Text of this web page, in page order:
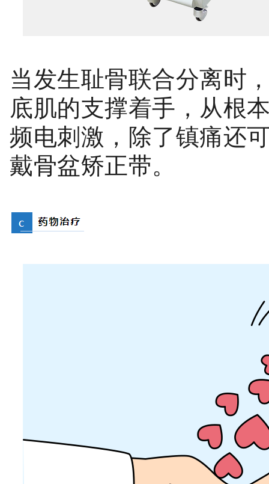
当发生耻骨联合分离时
底肌的支撑着手，从根
频电刺激，除了镇痛还
戴骨盆矫正带。